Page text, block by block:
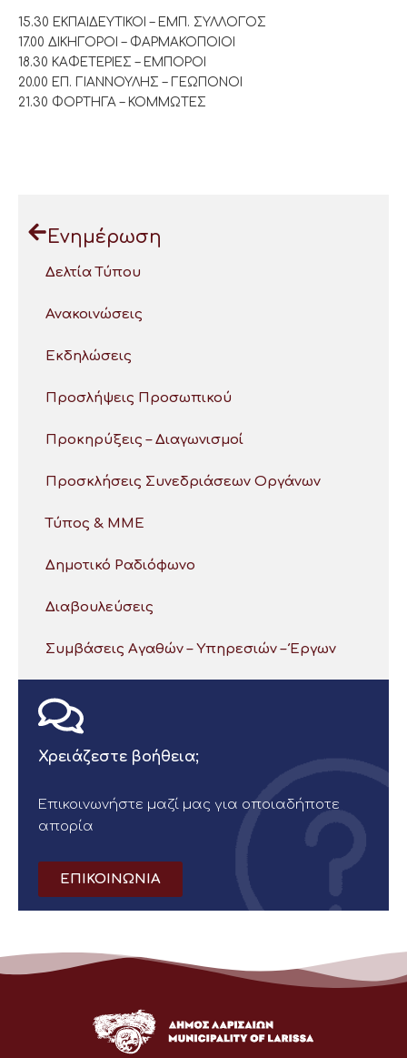
15.30 ΕΚΠΑΙΔΕΥΤΙΚΟΙ – ΕΜΠ. ΣΥΛΛΟΓΟΣ
17.00 ΔΙΚΗΓΟΡΟΙ – ΦΑΡΜΑΚΟΠΟΙΟΙ
18.30 ΚΑΦΕΤΕΡΙΕΣ – ΕΜΠΟΡΟΙ
20.00 ΕΠ. ΓΙΑΝΝΟΥΛΗΣ – ΓΕΩΠΟΝΟΙ
21.30 ΦΟΡΤΗΓΑ – ΚΟΜΜΩΤΕΣ
Ενημέρωση
Δελτία Τύπου
Ανακοινώσεις
Εκδηλώσεις
Προσλήψεις Προσωπικού
Προκηρύξεις – Διαγωνισμοί
Προσκλήσεις Συνεδριάσεων Οργάνων
Τύπος & ΜΜΕ
Δημοτικό Ραδιόφωνο
Διαβουλεύσεις
Συμβάσεις Αγαθών – Υπηρεσιών – Έργων
Χρειάζεστε βοήθεια;
Επικοινωνήστε μαζί μας για οποιαδήποτε
απορία
ΕΠΙΚΟΙΝΩΝΙΑ